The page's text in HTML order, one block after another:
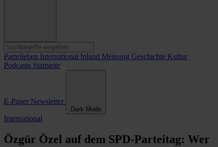
Parteileben International Inland Meinung Geschichte Kultur
Podcasts Startseite
E-Paper Newsletter
Dark Mode
International
Özgür Özel auf dem SPD-Parteitag: Wer